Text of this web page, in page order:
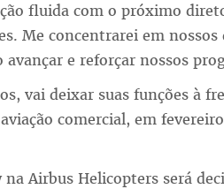
fluida com o próximo
Me concentrarei em nossos
e reforçar nossos
vai deixar suas funções à
comercial, em
na Airbus Helicopters será